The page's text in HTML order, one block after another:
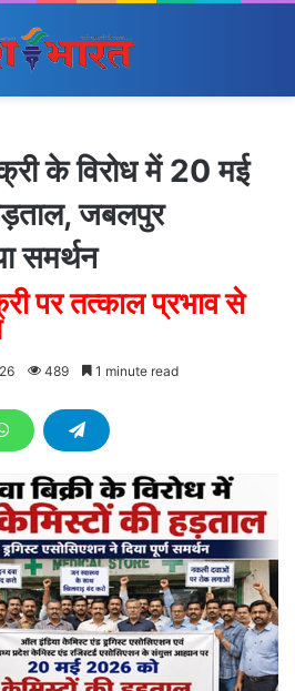
के विरोध में 20 मई
जबलपुर
समर्थन
पर तत्काल प्रभाव से
489 1 minute read